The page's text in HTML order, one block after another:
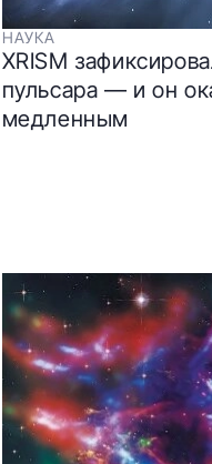
НАУКА
XRISM
пульсара — и он
медленным